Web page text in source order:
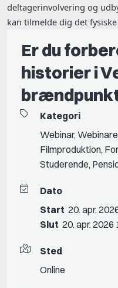
deltagerinvolvering og
kan tilmelde dig det
Er du
historier i
Kategori
Webinar,
Filmproduktion,
Studerende,
Dato
Start 20. apr.
Slut 20. apr. 2026
Sted
Online